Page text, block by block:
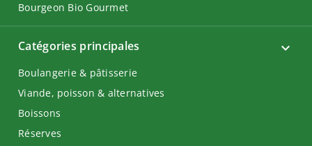
Catégories principales
Boulangerie & pâtisserie
Viande, poisson & alternatives
Boissons
Réserves
Bourgeon Bio Gourmet